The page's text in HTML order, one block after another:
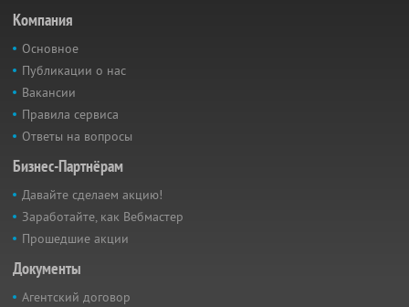
Компания
Основное
Публикации о нас
Вакансии
Правила сервиса
Ответы на вопросы
Бизнес-Партнёрам
Давайте сделаем акцию!
Заработайте, как Вебмастер
Прошедшие акции
Документы
Агентский договор